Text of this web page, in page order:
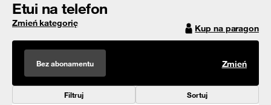
Etui na telefon
Zmień kategorię Kup na paragon
Bez abonamentu Zmień
Filtruj Sortuj